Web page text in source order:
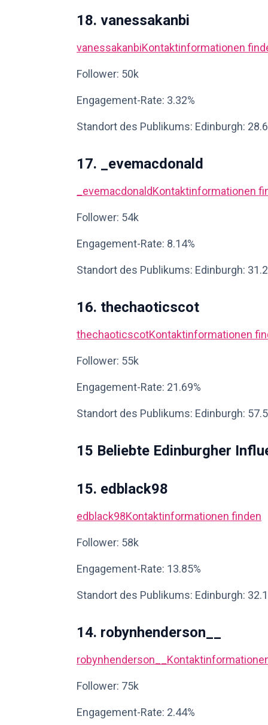
18. vanessakanbi
vanessakanbiKontaktinformationen
Follower: 50k
Engagement-Rate: 3.32%
Standort des Publikums: Edinburgh:
17. _evemacdonald
_evemacdonaldKontaktinformationen
Follower: 54k
Engagement-Rate: 8.14%
Standort des Publikums: Edinburgh:
16. thechaoticscot
thechaoticscotKontaktinformationen
Follower: 55k
Engagement-Rate: 21.69%
Standort des Publikums: Edinburgh:
15 Beliebte Edinburgher
15. edblack98
edblack98Kontaktinformationen finden
Follower: 58k
Engagement-Rate: 13.85%
Standort des Publikums: Edinburgh:
14. robynhenderson__
robynhenderson__
Follower: 75k
Engagement-Rate: 2.44%